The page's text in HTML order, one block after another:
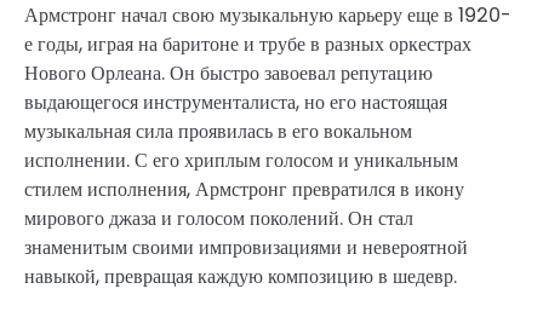
Армстронг начал свою музыкальную карьеру еще в 1920-
е годы, играя на баритоне и трубе в разных оркестрах
Нового Орлеана. Он быстро завоевал репутацию
выдающегося инструменталиста, но его настоящая
музыкальная сила проявилась в его вокальном
исполнении. С его хриплым голосом и уникальным
стилем исполнения, Армстронг превратился в икону
мирового джаза и голосом поколений. Он стал
знаменитым своими импровизациями и невероятной
навыкой, превращая каждую композицию в шедевр.